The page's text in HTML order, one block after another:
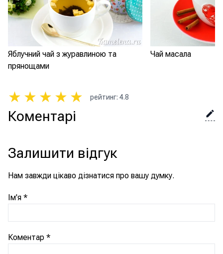
Яблучний чай з журавлиною та
прянощами
Чай масала
★ ★ ★ ★ ★ рейтинг: 4.8
Коментарі
Залишити відгук
Нам завжди цікаво дізнатися про вашу думку.
Ім'я *
Коментар *